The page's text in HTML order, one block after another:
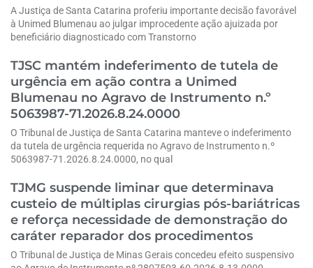
A Justiça de Santa Catarina proferiu importante decisão favorável
à Unimed Blumenau ao julgar improcedente ação ajuizada por
beneficiário diagnosticado com Transtorno
TJSC mantém indeferimento de tutela de
urgência em ação contra a Unimed
Blumenau no Agravo de Instrumento n.º
5063987-71.2026.8.24.0000
O Tribunal de Justiça de Santa Catarina manteve o indeferimento
da tutela de urgência requerida no Agravo de Instrumento n.º
5063987-71.2026.8.24.0000, no qual
TJMG suspende liminar que determinava
custeio de múltiplas cirurgias pós-bariátricas
e reforça necessidade de demonstração do
caráter reparador dos procedimentos
O Tribunal de Justiça de Minas Gerais concedeu efeito suspensivo